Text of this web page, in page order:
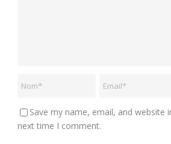
Save my name, email, and website
next time I comment.